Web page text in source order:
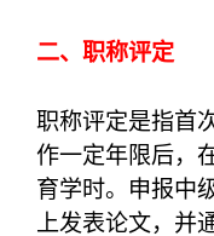
二、职称评定
职称评定是指首
作一定年限后，
育学时。申报中
上发表论文，并